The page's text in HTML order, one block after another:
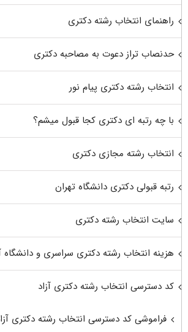
راهنمای انتخاب رشته دکتری
حدنصاب تراز دعوت به مصاحبه دکتری
انتخاب رشته دکتری پیام نور
با چه رتبه ای دکتری کجا قبول میشم؟
انتخاب رشته مجازی دکتری
رتبه قبولی دکتری دانشگاه تهران
سایت انتخاب رشته دکتری
هزینه انتخاب رشته دکتری سراسری و دانشگاه
کد دسترسی انتخاب رشته دکتری آزاد
فراموشی کد دسترسی انتخاب رشته دکتری